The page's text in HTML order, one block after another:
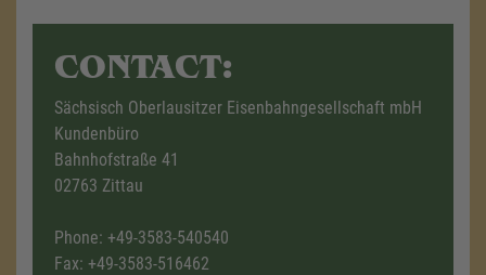
CONTACT:
Sächsisch Oberlausitzer Eisenbahngesellschaft mbH
Kundenbüro
Bahnhofstraße 41
02763 Zittau
Phone: +49-3583-540540
Fax: +49-3583-516462